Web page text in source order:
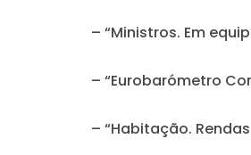
– “Ministros. Em
– “Eurobarómetro
– “Habitação.